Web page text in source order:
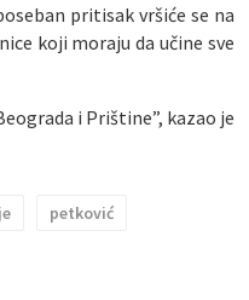
pritisak vršiće se na
koji moraju da učine sve
i Prištine”, kazao je
petković